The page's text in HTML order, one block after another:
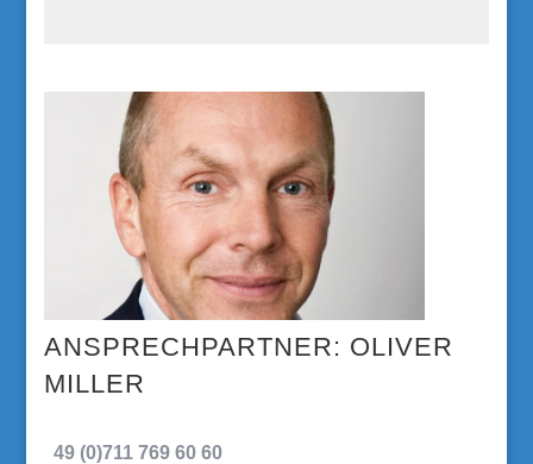
OLIVER
MILLER
49 (0)711 769 60 60